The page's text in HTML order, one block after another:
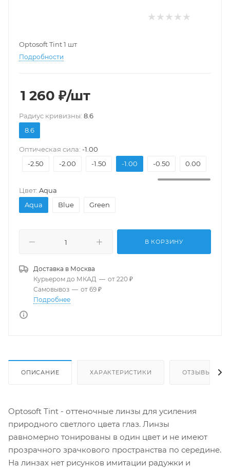
Optosoft Tint 1 шт
Подробности
1 260 ₽/шт
Pадиус кривизны: 8.6
8.6
Оптическая сила: -1.00
-2.50 -2.00 -1.50 -1.00 -0.50 0.00
Цвет: Aqua
Aqua
Blue Green
В КОРЗИНУ
Доставка в Москва
Курьером до МКАД — от 220 ₽
Самовывоз — от 69 ₽
Подробнее
ОПИСАНИЕ ХАРАКТЕРИСТИКИ ОТЗЫВЫ
Optosoft Tint - оттеночные линзы для усиления
природного светлого цвета глаз. Линзы
равномерно тонированы в один цвет и не имеют
прозрачного зрачкового пространства по середине.
На линзах нет рисунков имитации радужки и